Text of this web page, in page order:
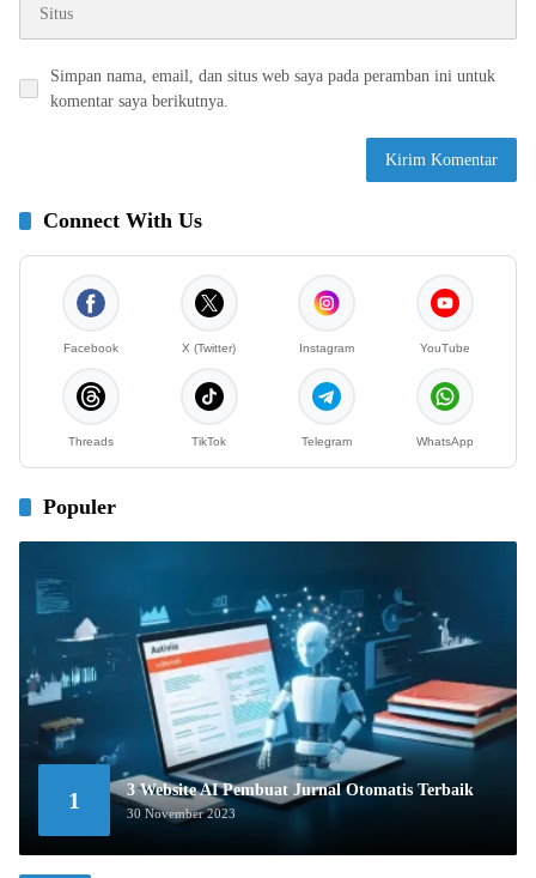
Simpan nama, email, dan situs web saya pada peramban ini untuk
komentar saya berikutnya.
Connect With Us
Facebook X (Twitter) Instagram YouTube
Threads TikTok Telegram WhatsApp
Populer
1 3 Website AI Pembuat Jurnal Otomatis Terbaik
30 November 2023